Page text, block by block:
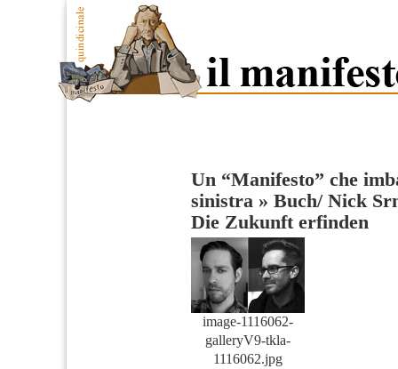
Un “Manifesto” che
sinistra » Buch/ Nick
Die Zukunft erfinden
image-1116062-
galleryV9-tkla-
1116062.jpg